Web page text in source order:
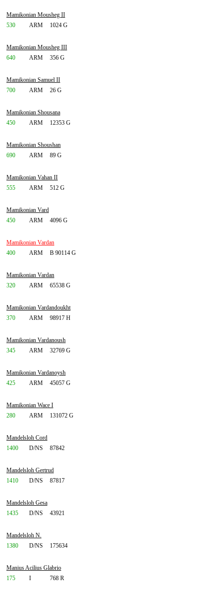
Mamikonian Mousheg II
530
ARM 1024 G
Mamikonian Mousheg III
640
ARM 356 G
Mamikonian Samuel II
700
ARM 26 G
Mamikonian Shousana
450
ARM 12353 G
Mamikonian Shoushan
690
ARM 89 G
Mamikonian Vahan II
555
ARM 512 G
Mamikonian Vard
450
ARM 4096 G
Mamikonian Vardan
400
ARM B 90114 G
Mamikonian Vardan
320
ARM 65538 G
Mamikonian Vardandoukht
370
ARM 98917 H
Mamikonian Vardanoush
345
ARM 32769 G
Mamikonian Vardanoysh
425
ARM 45057 G
Mamikonian Wace I
280
ARM 131072 G
Mandelsloh Cord
1400
D/NS 87842
Mandelsloh Gertrud
1410
D/NS 87817
Mandelsloh Gesa
1435
D/NS 43921
Mandelsloh N.
1380
D/NS 175634
Manius Acilius Glabrio
175
I 768 R